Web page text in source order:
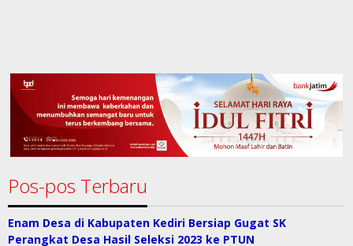
Pos-pos Terbaru
Enam Desa di Kabupaten Kediri Bersiap Gugat SK
Perangkat Desa Hasil Seleksi 2023 ke PTUN